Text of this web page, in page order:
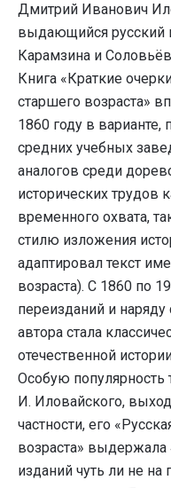
Дмитрий Иванович
выдающийся русский
Карамзина и
Книга «Краткие
старшего возраста»
1860 году в варианте,
средних учебных
аналогов среди
исторических трудов
временного охвата,
стилю изложения
адаптировал текст
возраста). С 1860 по
переизданий и
автора стала
отечественной
Особую популярность
И. Иловайского,
частности, его
возраста» выдержала
изданий чуть ли не